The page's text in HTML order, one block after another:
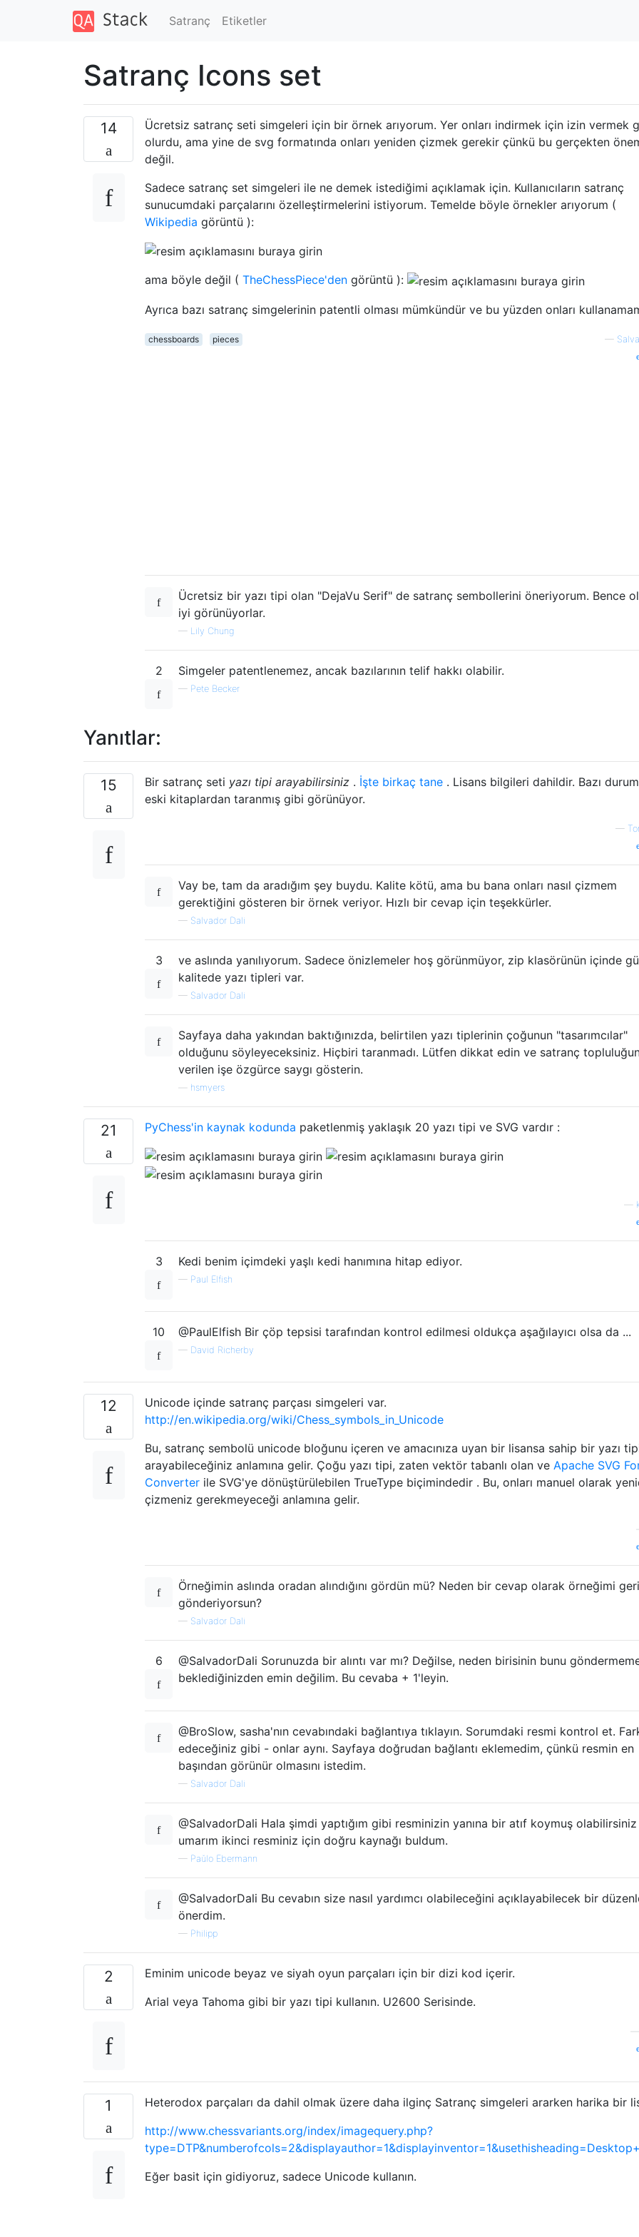
Satranç Etiketler
Satranç Icons set
14
Ücretsiz satranç seti simgeleri için bir örnek arıyorum. Yer onları indirmek için izin vermek
olurdu, ama yine de svg formatında onları yeniden çizmek gerekir çünkü bu gerçekten
değil.
Sadece satranç set simgeleri ile ne demek istediğimi açıklamak için. Kullanıcıların satranç
sunucumdaki parçalarını özelleştirmelerini istiyorum. Temelde böyle örnekler arıyorum (
Wikipedia görüntü ):
ama böyle değil ( TheChessPiece'den görüntü ):
Ayrıca bazı satranç simgelerinin patentli olması mümkündür ve bu yüzden onları
chessboards pieces —
Ücretsiz bir yazı tipi olan "DejaVu Serif" de satranç sembollerini öneriyorum. Bence
iyi görünüyorlar.
— Lily Chung
2 Simgeler patentlenemez, ancak bazılarının telif hakkı olabilir.
— Pete Becker
Yanıtlar:
15 Bir satranç seti yazı tipi arayabilirsiniz . İşte birkaç tane . Lisans bilgileri dahildir. Bazı
eski kitaplardan taranmış gibi görünüyor.
—
Vay be, tam da aradığım şey buydu. Kalite kötü, ama bu bana onları nasıl çizmem
gerektiğini gösteren bir örnek veriyor. Hızlı bir cevap için teşekkürler.
— Salvador Dali
3
ve aslında yanılıyorum. Sadece önizlemeler hoş görünmüyor, zip klasörünün içinde
kalitede yazı tipleri var.
— Salvador Dali
Sayfaya daha yakından baktığınızda, belirtilen yazı tiplerinin çoğunun "tasarımcılar"
olduğunu söyleyeceksiniz. Hiçbiri taranmadı. Lütfen dikkat edin ve satranç
verilen işe özgürce saygı gösterin.
hsmyers
21 PyChess'in kaynak kodunda paketlenmiş yaklaşık 20 yazı tipi ve SVG vardır :
3 Kedi benim içimdeki yaşlı kedi hanımına hitap ediyor.
— Paul Elfish
10 @PaulElfish Bir çöp tepsisi tarafından kontrol edilmesi oldukça aşağılayıcı olsa da ...
— David Richerby
12
Unicode içinde satranç parçası simgeleri var.
http://en.wikipedia.org/wiki/Chess_symbols_in_Unicode
Bu, satranç sembolü unicode bloğunu içeren ve amacınıza uyan bir lisansa sahip bir yazı
arayabileceğiniz anlamına gelir. Çoğu yazı tipi, zaten vektör tabanlı olan ve Apache SVG
Converter ile SVG'ye dönüştürülebilen TrueType biçimindedir . Bu, onları manuel olarak
çizmeniz gerekmeyeceği anlamına gelir.
Örneğimin aslında oradan alındığını gördün mü? Neden bir cevap olarak örneğimi geri
gönderiyorsun?
— Salvador Dali
6
@SalvadorDali Sorunuzda bir alıntı var mı? Değilse, neden birisinin bunu
beklediğinizden emin değilim. Bu cevaba + 1'leyin.
@BroSlow, sasha'nın cevabındaki bağlantıya tıklayın. Sorumdaki resmi kontrol et.
edeceğiniz gibi - onlar aynı. Sayfaya doğrudan bağlantı eklemedim, çünkü resmin en
başından görünür olmasını istedim.
— Salvador Dali
@SalvadorDali Hala şimdi yaptığım gibi resminizin yanına bir atıf koymuş
umarım ikinci resminiz için doğru kaynağı buldum.
— Paŭlo Ebermann
@SalvadorDali Bu cevabın size nasıl yardımcı olabileceğini açıklayabilecek bir
önerdim.
— Philipp
2
Eminim unicode beyaz ve siyah oyun parçaları için bir dizi kod içerir.
Arial veya Tahoma gibi bir yazı tipi kullanın. U2600 Serisinde.
1
Heterodox parçaları da dahil olmak üzere daha ilginç Satranç simgeleri ararken harika bir
http://www.chessvariants.org/index/imagequery.php?
Eğer basit için gidiyoruz, sadece Unicode kullanın.